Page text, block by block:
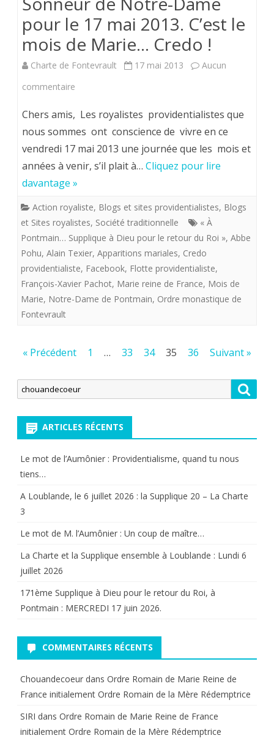
Prière
du
Dame
le
17
juin
2013
pour le 17 mai 2013. C’est le
mois de Marie… Credo !
Charte de Fontevrault 17 mai 2013
Aucun
commentaire
DE
PONTMAIN
n°
2013.
Appel
à
Prière
Notre-
pour
mai
C’est
le
de
Credo
Chers amis, Les royalistes providentialistes que
nous sommes ont conscience de vivre en ce
vendredi 17 mai 2013 une journée que les mois et
années à venir, s’il plait à… Cliquez pour lire
davantage »
Action royaliste, Blogs et sites providentialistes, Blogs
et Sites royalistes, Société traditionnelle
« À
Pontmain… Supplique à Dieu pour le retour du Roi », Abbe
Pohu, Alain Texier, Apparitions mariales, Credo
providentialiste, Facebook, Flotte providentialiste,
François-Xavier Pachot, Marie reine de France, Mois de
Marie, Notre-Dame de Pontmain, Ordre monastique de
Fontevrault
Pagination
publications
« Précédent 1 … 33 34 35 36 Suivant »
Recherche
pour:
ARTICLES RÉCENTS
Le mot de l’Aumônier : Providentialisme, quand tu nous
tiens…
A Loublande, le 6 juillet 2026 : la Supplique 20 – La Charte
3
Le mot de M. l’Aumônier : Un coup de maître…
La Charte et la Supplique ensemble à Loublande : Lundi 6
juillet 2026
171ème Supplique à Dieu pour le retour du Roi, à
Pontmain : MERCREDI 17 juin 2026.
COMMENTAIRES RÉCENTS
Chouandecoeur dans Ordre Romain de Marie Reine de
France initialement Ordre Romain de la Mère Rédemptrice
SIRI dans Ordre Romain de Marie Reine de France
initialement Ordre Romain de la Mère Rédemptrice